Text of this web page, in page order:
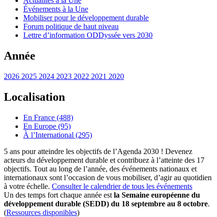
Événements à la Une
Mobiliser pour le développement durable
Forum politique de haut niveau
Lettre d’information ODDyssée vers 2030
Année
2026 2025 2024 2023 2022 2021 2020
Localisation
En France (488)
En Europe (95)
À l’International (295)
5 ans pour atteindre les objectifs de l’Agenda 2030 ! Devenez
acteurs du développement durable et contribuez à l’atteinte des 17
objectifs. Tout au long de l’année, des événements nationaux et
internationaux sont l’occasion de vous mobiliser, d’agir au quotidien
à votre échelle. Consulter le calendrier de tous les événements
Un des temps fort chaque année est la Semaine européenne du
développement durable (SEDD) du 18 septembre au 8 octobre.
(Ressources disponibles)